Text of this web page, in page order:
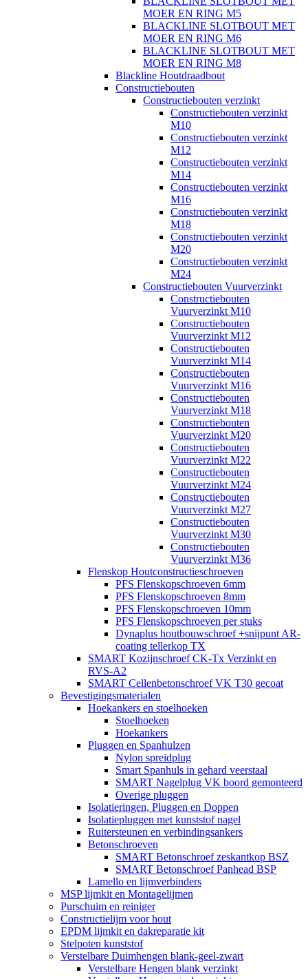
MOER EN RING M5
BLACKLINE SLOTBOUT MET
MOER EN RING M6
BLACKLINE SLOTBOUT MET
MOER EN RING M8
Blackline Houtdraadbout
Constructiebouten
Constructiebouten verzinkt
Constructiebouten verzinkt
M10
Constructiebouten verzinkt
M12
Constructiebouten verzinkt
M14
Constructiebouten verzinkt
M16
Constructiebouten verzinkt
M18
Constructiebouten verzinkt
M20
Constructiebouten verzinkt
M24
Constructiebouten Vuurverzinkt
Constructiebouten
Vuurverzinkt M10
Constructiebouten
Vuurverzinkt M12
Constructiebouten
Vuurverzinkt M14
Constructiebouten
Vuurverzinkt M16
Constructiebouten
Vuurverzinkt M18
Constructiebouten
Vuurverzinkt M20
Constructiebouten
Vuurverzinkt M22
Constructiebouten
Vuurverzinkt M24
Constructiebouten
Vuurverzinkt M27
Constructiebouten
Vuurverzinkt M30
Constructiebouten
Vuurverzinkt M36
Flenskop Houtconstructieschroeven
PFS Flenskopschroeven 6mm
PFS Flenskopschroeven 8mm
PFS Flenskopschroeven 10mm
PFS Flenskopschroeven per stuks
Dynaplus houtbouwschroef +snijpunt AR-
coating tellerkop TX
SMART Kozijnschroef CK-Tx Verzinkt en
RVS-A2
SMART Cellenbetonschroef VK T30 gecoat
Bevestigingsmaterialen
Hoekankers en stoelhoeken
Stoelhoeken
Hoekankers
Pluggen en Spanhulzen
Nylon spreidplug
Smart Spanhuls in gehard veerstaal
SMART Nagelplug VK boord gemonteerd
Overige pluggen
Isolatieringen, Pluggen en Doppen
Isolatiepluggen met kunststof nagel
Ruitersteunen en verbindingsankers
Betonschroeven
SMART Betonschroef zeskantkop BSZ
SMART Betonschroef Panhead BSP
Lamello en lijmverbinders
MSP lijmkit en Montagelijmen
Purschuim en reiniger
Constructielijm voor hout
EPDM lijmkit en dakreparatie kit
Stelpoten kunststof
Verstelbare Duimhengen blank-geel-zwart
Verstelbare Hengen blank verzinkt